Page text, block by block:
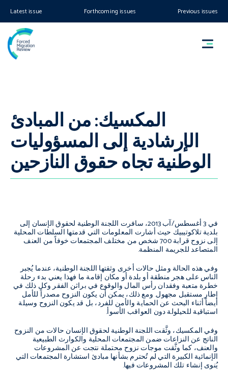
Latest issue Forthcoming issues Previous issues
المكسيك: من المبادئ
الإرشادية إلى المسؤوليات
الوطنية تجاه حقوق النازحين
في 3 أغسطس/آب 2013، سافرت اللجنة الوطنية لحقوق الإنسان إلى
بلدية تلاكوتيبيك حيث أشارت المعلومات التي قدمتها السلطات المحلية
إلى نزوح قرابة 700 شخص من مختلف المجتمعات خوفاً من العنف
المتصاعد للجريمة المنظمة.
وفي هذه الحالة ومثل حالات أخرى وثقتها اللجنة الوطنية، عندما يُجبر
الناس على هجر منطقة أو بلدة أو مكان إقامة ما فهذا يعني بدء رحلة
خطرة متعبة وفقدان رأس المال والوقوع في براثن الفقر وكل ذلك في
إطار مستقبل مجهول. ومع ذلك، يمكن أن يكون النزوح مصدراً للأمل
أيضاً أثناء البحث عن الحماية والأمن للفرد، بل قد يكون النزوح وسيلة
استباقية للحيلولة دون العواقب الأسوأ.
وفي المكسيك، وثَّقت اللجنة الوطنية لحقوق الإنسان حالات من النزوح
الناتج عن النزاعات ضمن المجتمعات المحلية والكوارث الطبيعية
والعنف، كما وثَّقت موجات نزوح محتملة نتجت عن المشروعات
الإنمائية الكبيرة التي لم تُحترم بشأنها مبادئ استشارة المجتمعات التي
يُنوى إنشاء تلك المشروعات فيها.